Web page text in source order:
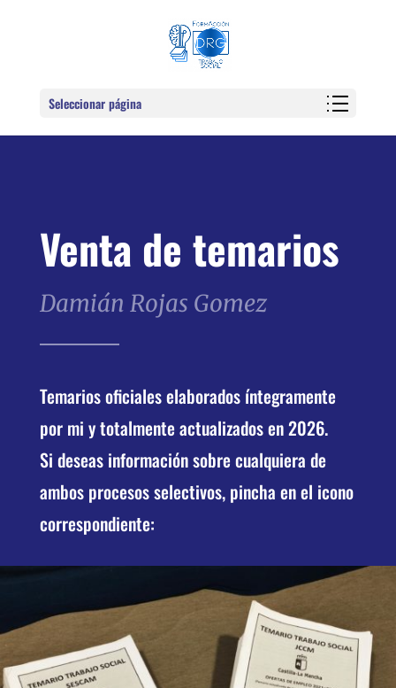
Seleccionar página
Venta de temarios
Damián Rojas Gomez
Temarios oficiales elaborados íntegramente
por mi y totalmente actualizados en 2026.
Si deseas información sobre cualquiera de
ambos procesos selectivos, pincha en el icono
correspondiente: